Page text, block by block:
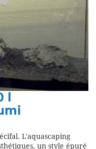
l
L'aquascaping
un style épuré